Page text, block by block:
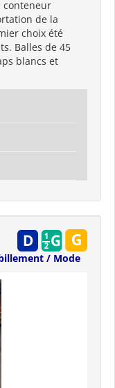
conteneur
de la
choix été
Balles de 45
blancs et
/ Mode